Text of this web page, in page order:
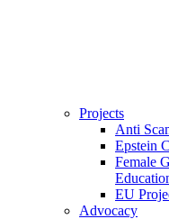
Projects
Anti
Epstein
Female
EU
Advocacy